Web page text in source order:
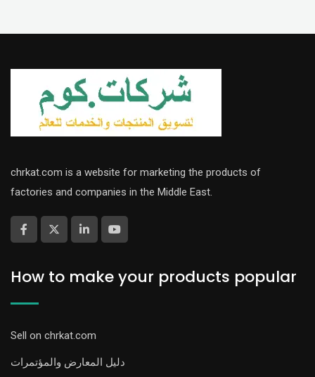
chrkat.com is a website for marketing the products of
factories and companies in the Middle East.
How to make your products popular
Sell on chrkat.com
دليل المعارض والمؤتمرات